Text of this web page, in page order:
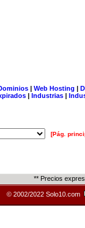
| Web Hosting |
| Industrias |
[Pág.
** Precios
© 2002/2022 Solo10.com